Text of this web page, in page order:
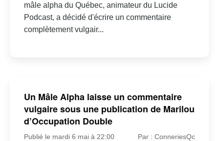
mâle alpha du Québec, animateur du Lucide
Podcast, a décidé d'écrire un commentaire
complètement vulgair...
Un Mâle Alpha laisse un commentaire
vulgaire sous une publication de Marilou
d’Occupation Double
Publié le mardi 6 mai à 22:00 Par : ConneriesQc